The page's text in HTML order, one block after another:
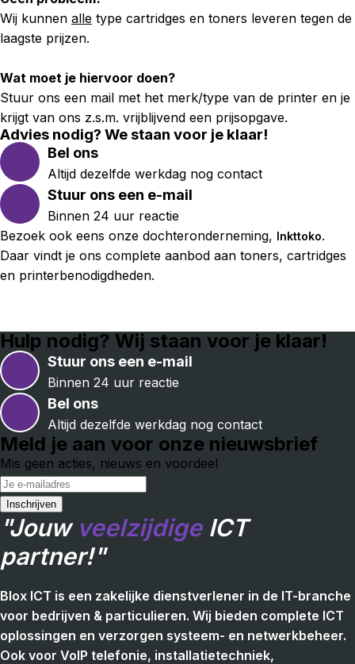
Wij kunnen alle type cartridges en toners leveren tegen de
laagste prijzen.
Wat moet je hiervoor doen?
Stuur ons een mail met het merk/type van de printer en je
krijgt van ons z.s.m. vrijblijvend een prijsopgave.
Advies nodig? We staan voor je klaar!
Bel ons
Altijd dezelfde werkdag nog contact
Stuur ons een e-mail
Binnen 24 uur reactie
Bezoek ook eens onze dochteronderneming, Inkttoko.
Daar vindt je ons complete aanbod aan toners, cartridges
en printerbenodigdheden.
Hulp nodig? Wij staan voor je klaar!
Stuur ons een e-mail
Binnen 24 uur reactie
Bel ons
Altijd dezelfde werkdag nog contact
Meld je aan voor onze nieuwsbrief
Mis geen acties, nieuws en voordeel
"Jouw veelzijdigeICT
partner!"
Blox ICT is een zakelijke dienstverlener in de IT-branche
voor bedrijven & particulieren. Wij bieden complete ICT
oplossingen en verzorgen systeem- en netwerkbeheer.
Ook voor VoIP telefonie, installatietechniek,